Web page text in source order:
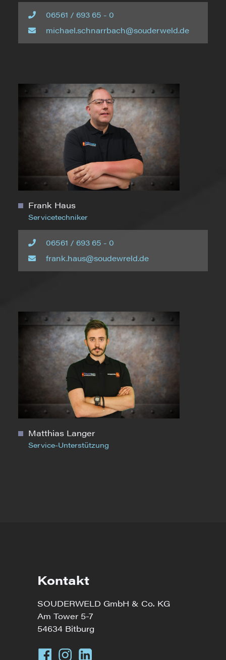
06561 / 693 65 - 0
michael.schnarrbach@souderweld.de
Frank Haus
Servicetechniker
06561 / 693 65 - 0
frank.haus@soudewreld.de
Matthias Langer
Service-Unterstützung
Kontakt
SOUDERWELD GmbH & Co. KG
Am Tower 5-7
54634 Bitburg